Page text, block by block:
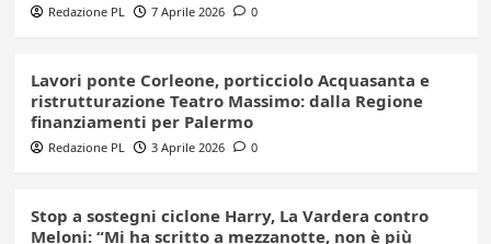
Redazione PL 7 Aprile 2026 0
Lavori ponte Corleone, porticciolo Acquasanta e
ristrutturazione Teatro Massimo: dalla Regione
finanziamenti per Palermo
Redazione PL 3 Aprile 2026 0
Stop a sostegni ciclone Harry, La Vardera contro
Meloni: “Mi ha scritto a mezzanotte, non è più